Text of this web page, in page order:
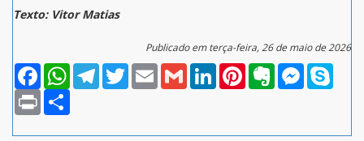
Texto: Vitor Matias
Publicado em terça-feira, 26 de maio de 2026
FacebookWhatsAppTelegramTwitterEmail Gmail LinkedInPinterestEvernoteMessenger
Print